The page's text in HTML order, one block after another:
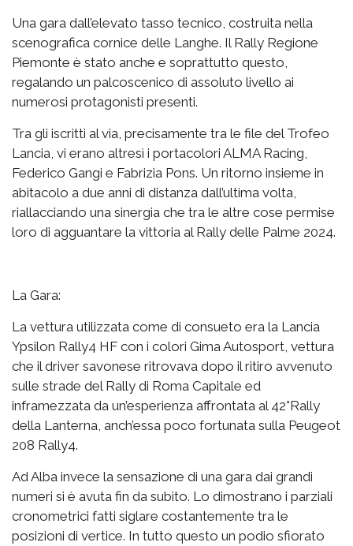
Una gara dall’elevato tasso tecnico, costruita nella
scenografica cornice delle Langhe. Il Rally Regione
Piemonte è stato anche e soprattutto questo,
regalando un palcoscenico di assoluto livello ai
numerosi protagonisti presenti.
Tra gli iscritti al via, precisamente tra le file del Trofeo
Lancia, vi erano altresì i portacolori ALMA Racing,
Federico Gangi e Fabrizia Pons. Un ritorno insieme in
abitacolo a due anni di distanza dall’ultima volta,
riallacciando una sinergia che tra le altre cose permise
loro di agguantare la vittoria al Rally delle Palme 2024.
La Gara:
La vettura utilizzata come di consueto era la Lancia
Ypsilon Rally4 HF con i colori Gima Autosport, vettura
che il driver savonese ritrovava dopo il ritiro avvenuto
sulle strade del Rally di Roma Capitale ed
inframezzata da un’esperienza affrontata al 42°Rally
della Lanterna, anch’essa poco fortunata sulla Peugeot
208 Rally4.
Ad Alba invece la sensazione di una gara dai grandi
numeri si è avuta fin da subito. Lo dimostrano i parziali
cronometrici fatti siglare costantemente tra le
posizioni di vertice. In tutto questo un podio sfiorato